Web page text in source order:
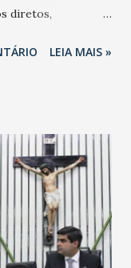
diretos,
oficialmente, mas
LEIA MAIS »